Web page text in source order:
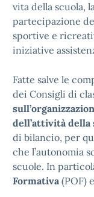
vita della scuola,
partecipazione
sportive e
iniziative
Fatte salve le
dei Consigli di
dell’attività della
di bilancio, per
che l’autonomia
scuole. In
Formativa(POF)